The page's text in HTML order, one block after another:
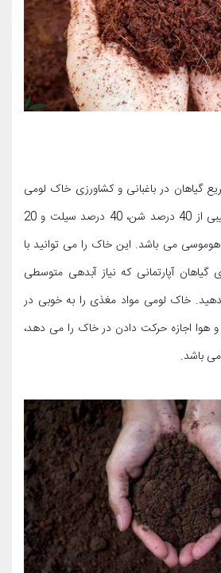
گیاهان در باغبانی و کشاورزی خاک لومی
می باشد. خاک لومی ترکیبی از 40 درصد شن، 40 درصد سیلت و 20
می باشد. این خاک را می توانید با
آپارتمانی که نیاز آبدهی متوسطی
بدهید. خاک لومی مواد مغذی را به خوبی در
هوا اجازه حرکت دادن در خاک را می دهد،
باشد.